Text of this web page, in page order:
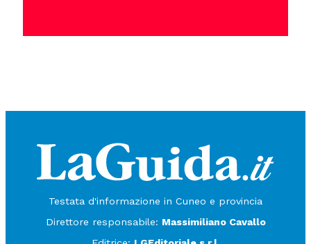
Testata d'informazione in Cuneo e provincia
Direttore responsabile: Massimiliano Cavallo